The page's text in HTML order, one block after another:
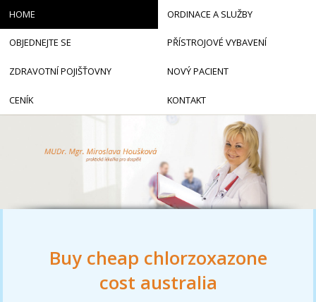
Buy cheap chlorzoxazone
cost australia
HOME ORDINACE A SLUŽBY
OBJEDNEJTE SE PŘÍSTROJOVÉ VYBAVENÍ
ZDRAVOTNÍ POJIŠŤOVNY NOVÝ PACIENT
CENÍK KONTAKT